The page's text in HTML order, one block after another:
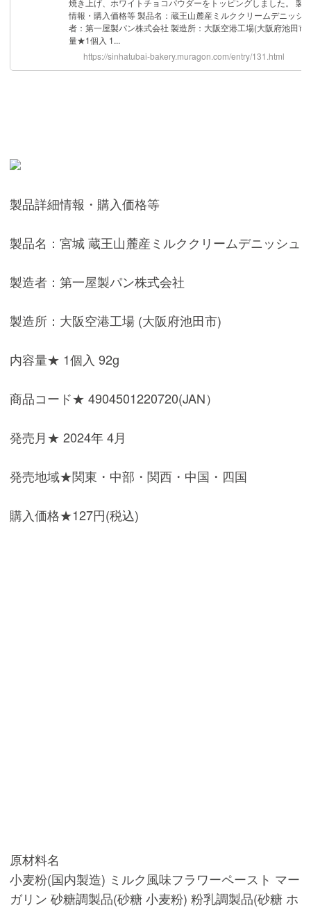
製品詳細情報・購入価格等
製品名：宮城 蔵王山麓産ミルククリームデニッシュ
製造者：第一屋製パン株式会社
製造所：大阪空港工場 (大阪府池田市)
内容量★ 1個入 92g
商品コード★ 4904501220720(JAN）
発売月★ 2024年 4月
発売地域★関東・中部・関西・中国・四国
購入価格★127円(税込)
原材料名
小麦粉(国内製造) ミルク風味フラワーペースト マー
ガリン 砂糖調製品(砂糖 小麦粉) 粉乳調製品(砂糖 ホ